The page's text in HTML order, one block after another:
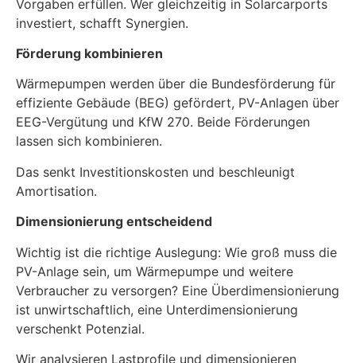
Vorgaben erfüllen. Wer gleichzeitig in Solarcarports
investiert, schafft Synergien.
Förderung kombinieren
Wärmepumpen werden über die Bundesförderung für
effiziente Gebäude (BEG) gefördert, PV-Anlagen über
EEG-Vergütung und KfW 270. Beide Förderungen
lassen sich kombinieren.
Das senkt Investitionskosten und beschleunigt
Amortisation.
Dimensionierung entscheidend
Wichtig ist die richtige Auslegung: Wie groß muss die
PV-Anlage sein, um Wärmepumpe und weitere
Verbraucher zu versorgen? Eine Überdimensionierung
ist unwirtschaftlich, eine Unterdimensionierung
verschenkt Potenzial.
Wir analysieren Lastprofile und dimensionieren